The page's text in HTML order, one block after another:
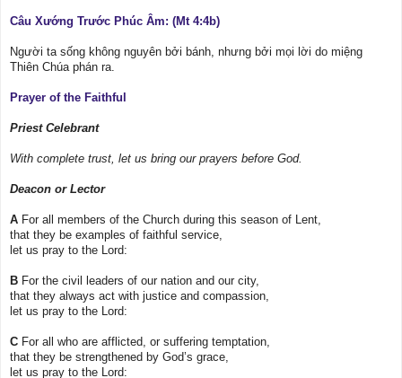
Câu Xướng Trước Phúc Âm: (Mt 4:4b)
Người ta sống không nguyên bởi bánh, nhưng bởi mọi lời do miệng
Thiên Chúa phán ra.
Prayer of the Faithful
Priest Celebrant
With complete trust, let us bring our prayers before God.
Deacon or Lector
A For all members of the Church during this season of Lent,
that they be examples of faithful service,
let us pray to the Lord:
B For the civil leaders of our nation and our city,
that they always act with justice and compassion,
let us pray to the Lord:
C For all who are afflicted, or suffering temptation,
that they be strengthened by God’s grace,
let us pray to the Lord: